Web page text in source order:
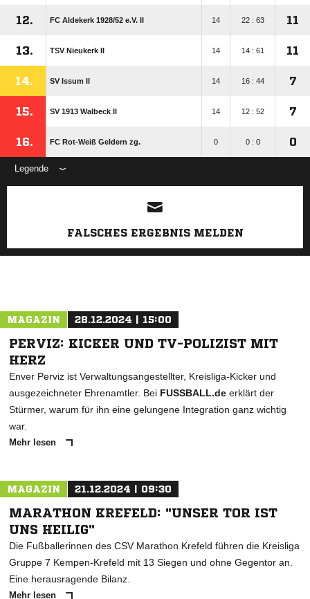
12. FC Aldekerk 1928/​52 e.V. II 14 22 : 63 11
13. TSV Nieukerk II 14 14 : 61 11
14. SV Issum II 14 16 : 44 7
15. SV 1913 Walbeck II 14 12 : 52 7
16. FC Rot-Weiß Geldern zg. 0 0 : 0 0
Legende
ANZEIGE
FALSCHES ERGEBNIS MELDEN
MAGAZIN 28.12.2024 | 15:00
PERVIZ: KICKER UND TV-POLIZIST MIT
HERZ
Enver Perviz ist Verwaltungsangestellter, Kreisliga-Kicker und
ausgezeichneter Ehrenamtler. Bei FUSSBALL.de erklärt der
Stürmer, warum für ihn eine gelungene Integration ganz wichtig
war.
Mehr lesen
MAGAZIN 21.12.2024 | 09:30
MARATHON KREFELD: "UNSER TOR IST
UNS HEILIG"
Die Fußballerinnen des CSV Marathon Krefeld führen die Kreisliga
Gruppe 7 Kempen-Krefeld mit 13 Siegen und ohne Gegentor an.
Eine herausragende Bilanz.
Mehr lesen